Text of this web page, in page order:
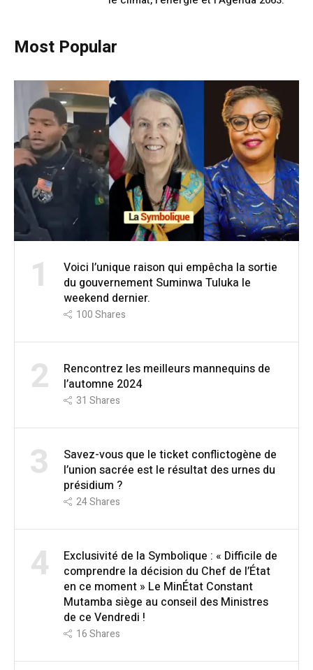
Most Popular
1
Voici l’unique raison qui empêcha la sortie
du gouvernement Suminwa Tuluka le
weekend dernier.
100Shares
2
Rencontrez les meilleurs mannequins de
l’automne 2024
31 Shares
3
Savez-vous que le ticket conflictogène de
l’union sacrée est le résultat des urnes du
présidium ?
24Shares
4
Exclusivité de la Symbolique : « Difficile de
comprendre la décision du Chef de l’État
en ce moment » Le MinÉtat Constant
Mutamba siège au conseil des Ministres
de ce Vendredi !
16Shares